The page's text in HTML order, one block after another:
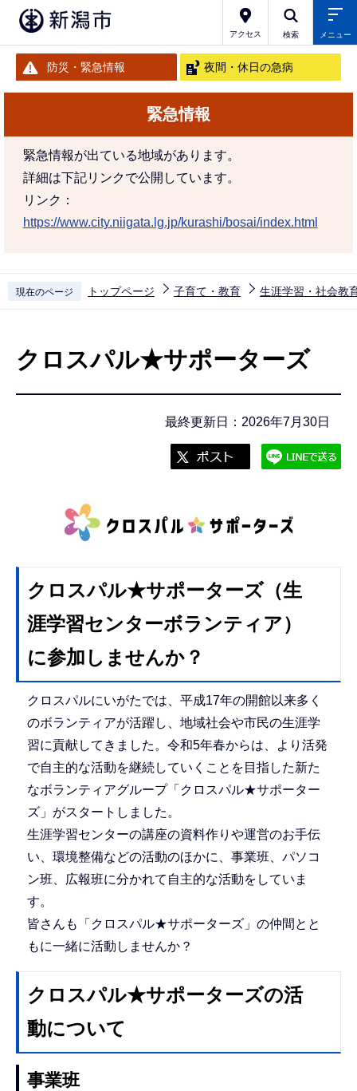
アクセス 検索 メニュー
防災・緊急情報 夜間・休日の急病
緊急情報
緊急情報が出ている地域があります。
詳細は下記リンクで公開しています。
リンク：
https://www.city.niigata.lg.jp/kurashi/bosai/index.html
現在のページ トップページ 子育て・教育 生涯学習・社会教
クロスパル★サポーターズ
最終更新日：2026年7月30日
クロスパル★サポーターズ（生
涯学習センターボランティア）
に参加しませんか？
クロスパルにいがたでは、平成17年の開館以来多く
のボランティアが活躍し、地域社会や市民の生涯学
習に貢献してきました。令和5年春からは、より活発
で自主的な活動を継続していくことを目指した新た
なボランティアグループ「クロスパル★サポーター
ズ」がスタートしました。
生涯学習センターの講座の資料作りや運営のお手伝
い、環境整備などの活動のほかに、事業班、パソコ
ン班、広報班に分かれて自主的な活動をしていま
す。
皆さんも「クロスパル★サポーターズ」の仲間とと
もに一緒に活動しませんか？
クロスパル★サポーターズの活
動について
事業班